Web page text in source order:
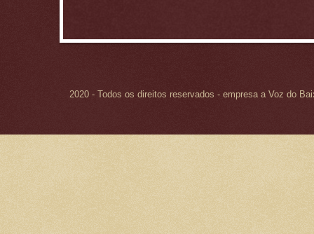
2020 - Todos os direitos reservados - empresa a Voz do